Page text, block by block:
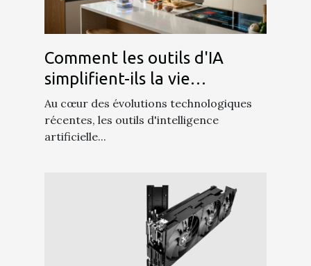
Comment les outils d'IA
simplifient-ils la vie
quotidienne ?
Au cœur des évolutions technologiques
récentes, les outils d'intelligence
artificielle...